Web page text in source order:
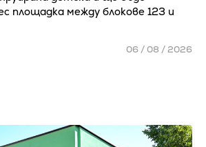
площадка между блокове 123 и
06 / 08 / 2026